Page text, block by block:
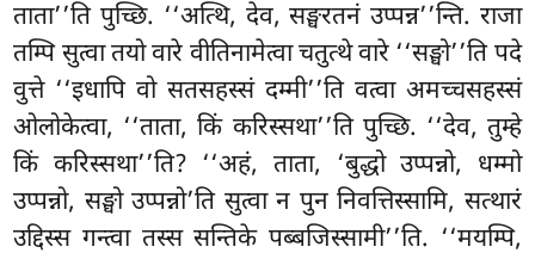
ताता’’ति पुच्छि. ‘‘अत्थि, देव, सङ्घरतनं उप्पन्न’’न्ति. राजा
तम्पि सुत्वा तयो वारे वीतिनामेत्वा चतुत्थे वारे ‘‘सङ्घो’’ति पदे
वुत्ते ‘‘इधापि वो सतसहस्सं दम्मी’’ति वत्वा अमच्चसहस्सं
ओलोकेत्वा, ‘‘ताता, किं करिस्सथा’’ति पुच्छि. ‘‘देव, तुम्हे
किं करिस्सथा’’ति? ‘‘अहं, ताता, ‘बुद्धो उप्पन्नो, धम्मो
उप्पन्नो, सङ्घो उप्पन्नो’ति सुत्वा न पुन निवत्तिस्सामि, सत्थारं
उद्दिस्स गन्त्वा तस्स सन्तिके पब्बजिस्सामी’’ति. ‘‘मयम्पि,